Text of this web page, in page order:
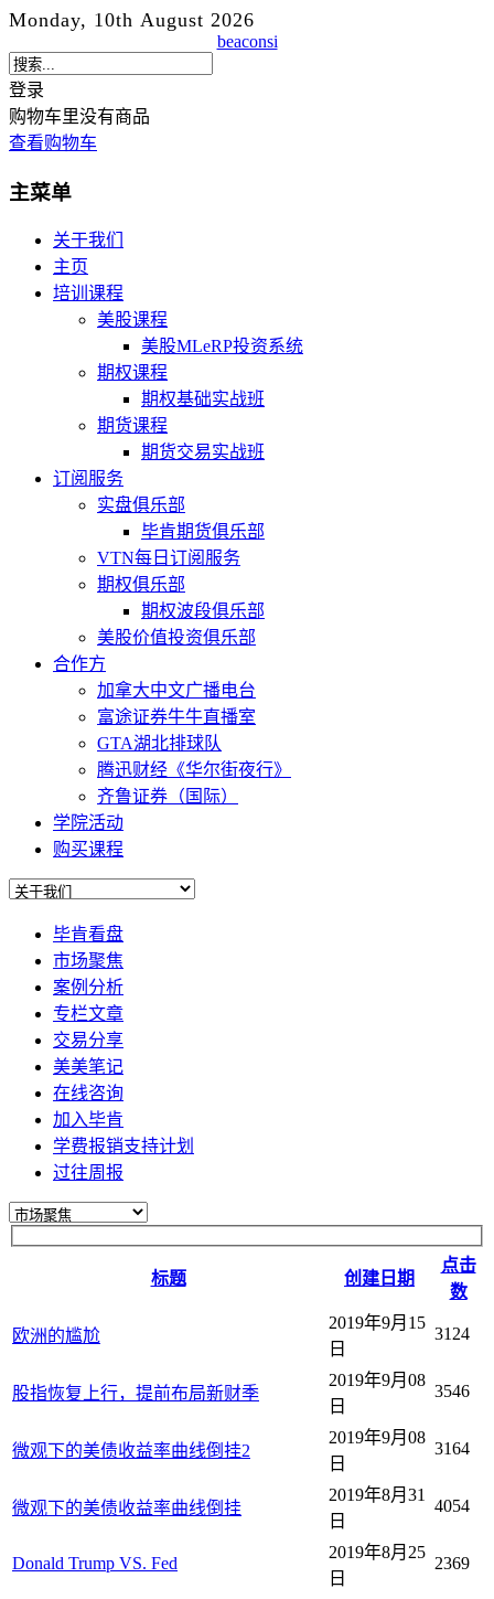
Monday, 10th August 2026
beaconsi
登录
购物车里没有商品
查看购物车
主菜单
关于我们
主页
培训课程
美股课程
美股MLeRP投资系统
期权课程
期权基础实战班
期货课程
期货交易实战班
订阅服务
实盘俱乐部
毕肯期货俱乐部
VTN每日订阅服务
期权俱乐部
期权波段俱乐部
美股价值投资俱乐部
合作方
加拿大中文广播电台
富途证券牛牛直播室
GTA湖北排球队
腾迅财经《华尔街夜行》
齐鲁证券（国际）
学院活动
购买课程
毕肯看盘
市场聚焦
案例分析
专栏文章
交易分享
美美笔记
在线咨询
加入毕肯
学费报销支持计划
过往周报
标题 创建日期
点击
数
欧洲的尴尬
2019年9月15
日
3124
股指恢复上行，提前布局新财季
2019年9月08
日
3546
微观下的美债收益率曲线倒挂2
2019年9月08
日
3164
微观下的美债收益率曲线倒挂
2019年8月31
日
4054
Donald Trump VS. Fed
2019年8月25
日
2369